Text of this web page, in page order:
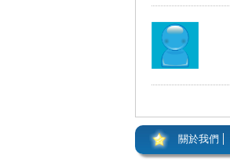
關於我們